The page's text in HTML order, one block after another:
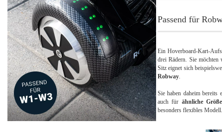
Passend für
Ein Hoverboard-Kart-
drei Rädern. Sie
Sitz eignet sich
Robway.
Sie haben daheim bereits
auch für ähnliche
besonders flexibles Modell.